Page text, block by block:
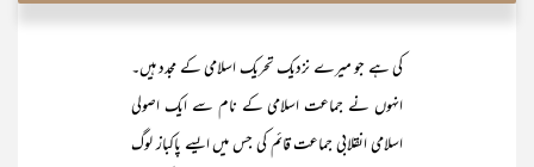
کی ہے جو میرے نزدیک تحریک اسلامی کے مجدد ہیں۔
انہوں نے جماعت اسلامی کے نام سے ایک اصولی
اسلامی انقلابی جماعت قائم کی جس میں ایسے پاکباز لوگ